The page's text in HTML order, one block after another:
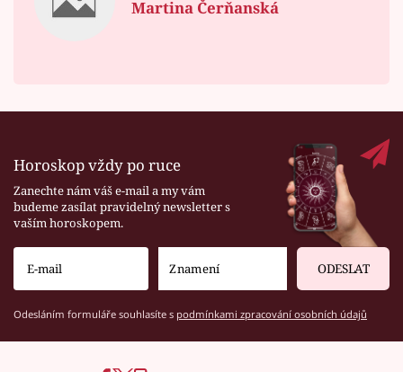
Martina Čerňanská
Horoskop vždy po ruce
Zanechte nám váš e-mail a my vám
budeme zasílat pravidelný newsletter s
vaším horoskopem.
ODESLAT
Odesláním formuláře souhlasíte s podmínkami zpracování osobních údajů